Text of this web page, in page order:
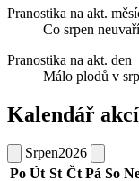
Pranostika na akt.
Co srpen
Pranostika na akt. den
Málo plodů v
Kalendář akcí
Srpen2026
Po Út St Čt Pá So